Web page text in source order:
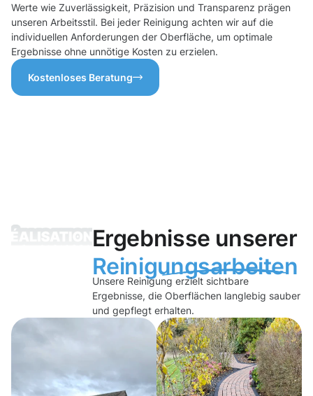
Werte wie Zuverlässigkeit, Präzision und Transparenz prägen
unseren Arbeitsstil. Bei jeder Reinigung achten wir auf die
individuellen Anforderungen der Oberfläche, um optimale
Ergebnisse ohne unnötige Kosten zu erzielen.
Kostenloses Beratung
Ergebnisse unserer
Reinigungsarbeiten
Unsere Reinigung erzielt sichtbare
Ergebnisse, die Oberflächen langlebig sauber
und gepflegt erhalten.